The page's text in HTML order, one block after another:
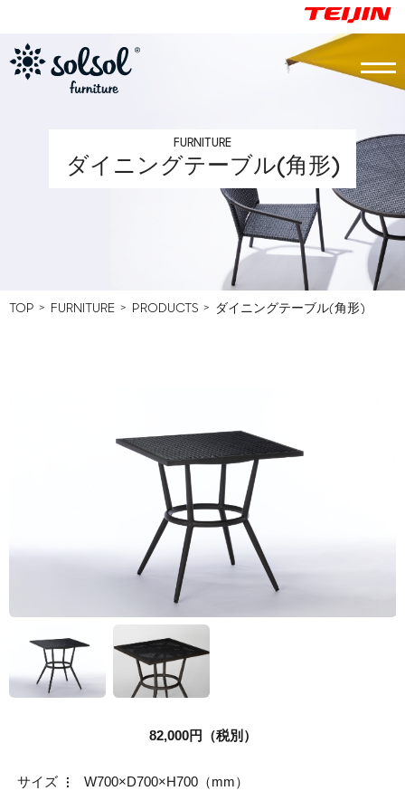
Top
VIRTUAL GALLERY
NEWS&TOPICS
DOWNLOAD
CONTACT
FURNITURE
ダイニングテーブル(角形)
TOP FURNITURE PRODUCTS ダイニングテーブル(角形)
82,000円（税別）
サイズ W700×D700×H700（mm）